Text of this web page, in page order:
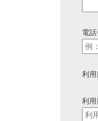
電
利用
利用